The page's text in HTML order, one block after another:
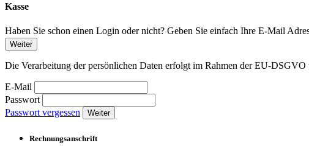
Kasse
Haben Sie schon einen Login oder nicht? Geben Sie einfach Ihre E-Mail
Weiter
Die Verarbeitung der persönlichen Daten erfolgt im Rahmen der EU-DSGVO
E-Mail
Passwort
Passwort vergessen
Weiter
Rechnungsanschrift